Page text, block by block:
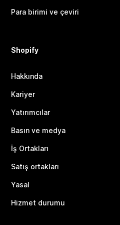
Para birimi ve çeviri
Shopify
Hakkında
Kariyer
Yatırımcılar
Basın ve medya
İş Ortakları
Satış ortakları
Yasal
Hizmet durumu